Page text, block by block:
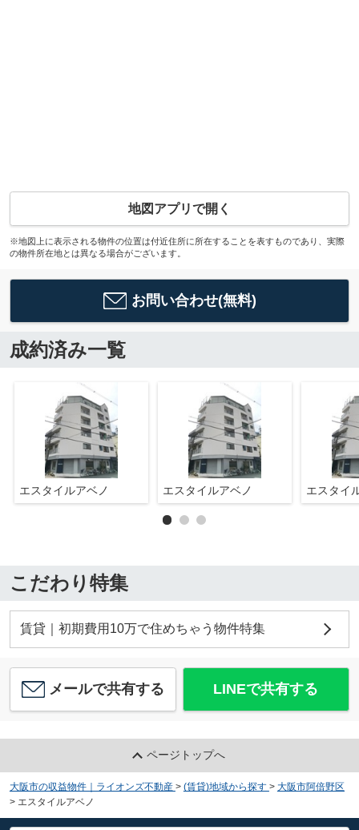
地図アプリで開く
※地図上に表示される物件の位置は付近住所に所在することを表すものであり、実際
の物件所在地とは異なる場合がございます。
お問い合わせ(無料)
成約済み一覧
エスタイルアベノ エスタイルアベノ エスタイ
こだわり特集
賃貸｜初期費用10万で住めちゃう物件特集
メールで共有する LINEで共有する
ページトップへ
大阪市の収益物件｜ライオンズ不動産 > (賃貸)地域から探す > 大阪市阿倍野区
> エスタイルアベノ